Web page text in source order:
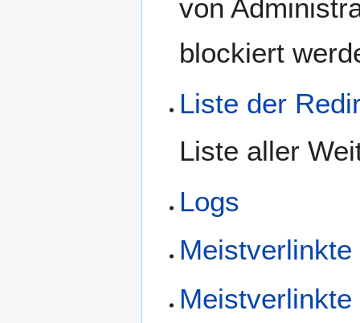
von
blockiert
Liste der
Liste aller
Logs
Meistverlinkte
Meistverlinkte